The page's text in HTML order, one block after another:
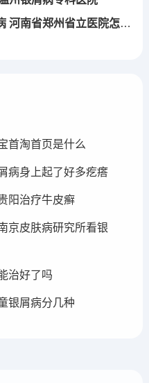
南省郑州省立医院怎么样
首淘首页是什么
病身上起了好多疙瘩
阳治疗牛皮癣
京皮肤病研究所看银
治好了吗
银屑病分几种